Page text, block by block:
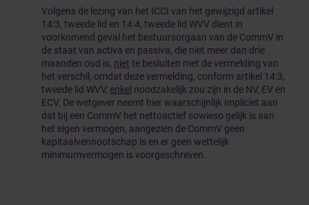
Volgens de lezing van het ICCI van het gewijzigd artikel
14:3, tweede lid en 14:4, tweede lid WVV dient in
voorkomend geval het bestuursorgaan van de CommV in
de staat van activa en passiva, die niet meer dan drie
maanden oud is, niet te besluiten met de vermelding van
het verschil, omdat deze vermelding, conform artikel 14:3,
tweede lid WVV, enkel noodzakelijk zou zijn in de NV, EV en
ECV. De wetgever neemt hier waarschijnlijk impliciet aan
dat bij een CommV het nettoactief sowieso gelijk is aan
het eigen vermogen, aangezien de CommV geen
kapitaalvennootschap is en er geen wettelijk
minimumvermogen is voorgeschreven.